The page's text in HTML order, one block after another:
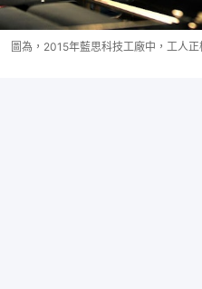
圖為，2015年藍思科技工廠中，工人